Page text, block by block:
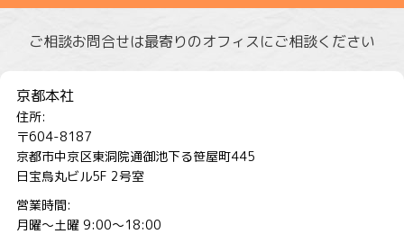
ご相談お問合せは最寄りのオフィスにご相談ください
京都本社
住所:
〒604-8187
京都市中京区東洞院通御池下る笹屋町445
日宝烏丸ビル5F 2号室
営業時間:
月曜～土曜 9:00～18:00